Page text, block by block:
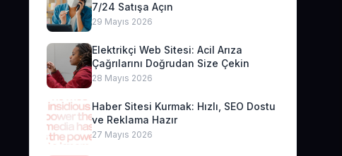
7/24 Satışa Açın
29 Mayıs 2026
Elektrikçi Web Sitesi: Acil Arıza
Çağrılarını Doğrudan Size Çekin
28 Mayıs 2026
Haber Sitesi Kurmak: Hızlı, SEO Dostu
ve Reklama Hazır
27 Mayıs 2026